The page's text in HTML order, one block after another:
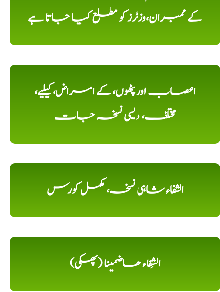
کے ممبران،وزٹرز کو مطلع کیا جاتا ہے
اعصاب اور پٹھوں، کے امراض، کیلیے،
مختلف، دیسی نسخہ جات
الشفاء شاہی نسخہ، مکمل کورس
الشِفاء ھاضمینا (پھکی)